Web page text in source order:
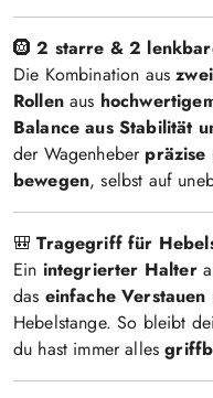
🛞 2 starre & 2
Die Kombination aus
Rollen aus
Balance aus Stabilität
der Wagenheber präzise
bewegen, selbst auf
🎒 Tragegriff für
Ein integrierter Halter
das einfache
Hebelstange. So bleibt
du hast immer alles